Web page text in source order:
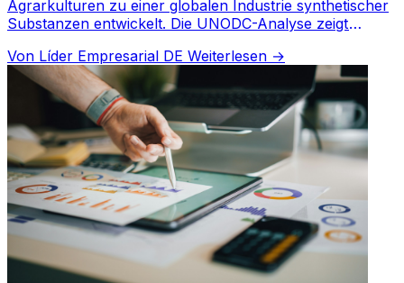
Agrarkulturen zu einer globalen Industrie synthetischer
Substanzen entwickelt. Die UNODC-Analyse zeigt
Wertschöpfungsketten.
Von Líder Empresarial DE Weiterlesen →